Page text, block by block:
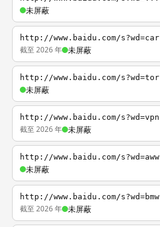
未屏蔽
http://www.baidu.com/s?wd=car
截至 2026 年 未屏蔽
http://www.baidu.com/s?wd=tor
未屏蔽
http://www.baidu.com/s?wd=vpn
截至 2026 年 未屏蔽
http://www.baidu.com/s?wd=aww
未屏蔽
http://www.baidu.com/s?wd=bmw
截至 2026 年 未屏蔽